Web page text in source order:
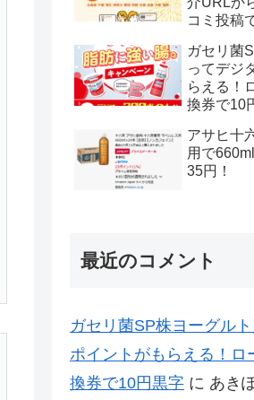
コミ投稿
トがもら
ガセリ菌
ってデジ
らえる！
換券で10
アサヒ十
用で
35円！
最近のコメント
ガセリ菌SP株ヨーグル
ポイントがもらえる！ロ
換券で10円黒字 に あき